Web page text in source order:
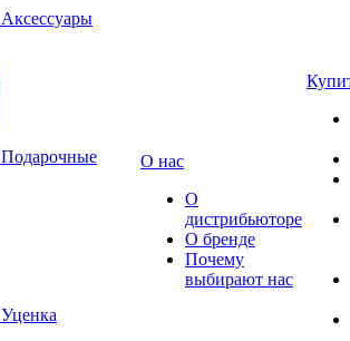
Аксессуары
Подарочные
Уценка
О нас
О
дистрибьюторе
О бренде
Почему
выбирают нас